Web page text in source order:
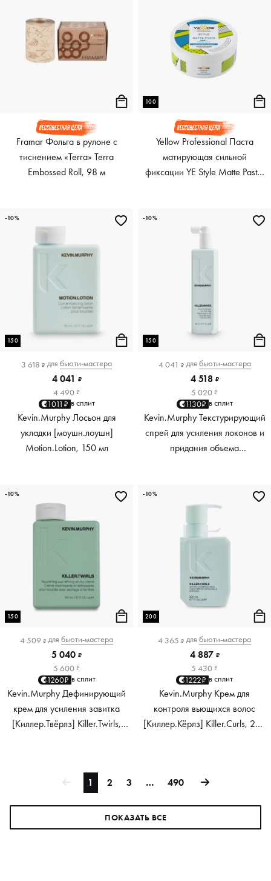
Framar Фольга в рулоне с
тиснением «Terra» Terra
Embossed Roll, 98 м
100
Yellow Professional Паста
матирующая сильной
фиксации YE Style Matte Paste,
150
3 618 ₽ для бьюти-мастера
4 041 ₽
4 490 ₽
1011₽ в сплит
Kevin.Murphy Лосьон для
укладки [моушн.лоушн]
Motion.Lotion, 150 мл
-10%
150
4 041 ₽ для бьюти-мастера
4 518 ₽
5 020 ₽
1130₽ в сплит
Kevin.Murphy Текстурирующий
спрей для усиления локонов и
придания объема
-10%
150
4 509 ₽ для бьюти-мастера
5 040 ₽
5 600 ₽
1260₽ в сплит
Kevin.Murphy Дефинирующий
крем для усиления завитка
[Киллер.Твёрлз] Killer.Twirls,
-10%
200
4 365 ₽ для бьюти-мастера
4 887 ₽
5 430 ₽
1222₽ в сплит
Kevin.Murphy Крем для
контроля вьющихся волос
[Киллер.Кёрлз] Killer.Curls, 200
-10%
1 2 3 … 490
ПОКАЗАТЬ ВСЕ